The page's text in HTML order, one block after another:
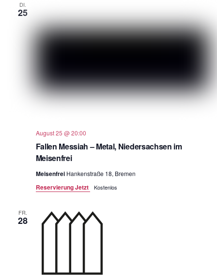
DI.
25
Fallen Messiah – Metal, Niedersachsen im
Meisenfrei
August 25 @ 20:00
Meisenfrei Hankenstraße 18, Bremen
Reservierung Jetzt Kostenlos
FR.
28